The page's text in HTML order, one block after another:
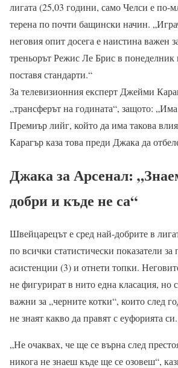
лигата (25,03 години, само Челси е по-
терена по почти бащински начин.
неговия опит досега е наистина важен
треньорът Режис Ле Брис в понеделник
поставя стандарти.“
За телевизионния експерт Джейми
„трансферът на годината“, защото:
Премиър лийг, който да има такова
Карагър каза това преди Джака да
Джака за Арсенал:
добри и къде не са“
Швейцарецът е сред най-добрите в
по всички статистически показатели за
асистенции (3) и отнети топки.
не фигурират в нито една класация, но
важни за „черните котки“, които след
не знаят какво да правят с еуфорията си.
„Не очаквах, че ще се върна след
никога не знаеш къде ще се озовеш“,